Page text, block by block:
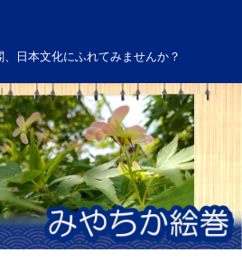
日本文化にふれてみませんか？